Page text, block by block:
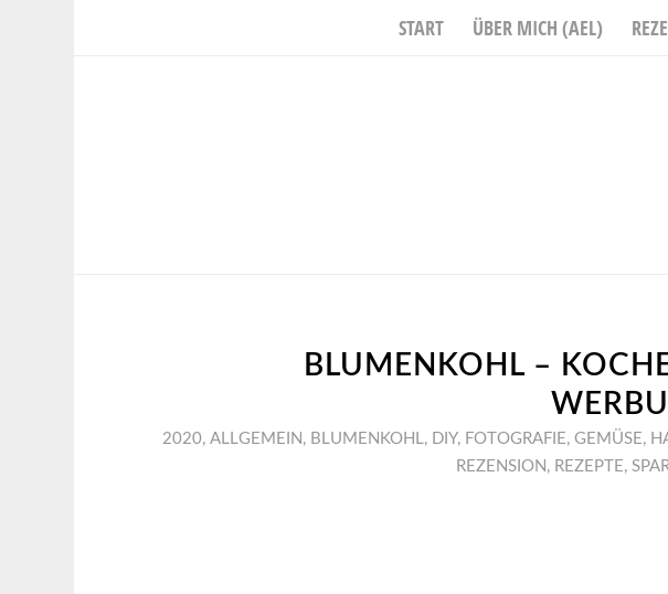
START ÜBER MICH (AEL)
BLUMENKOHL –
2020, ALLGEMEIN , BLUMENKOHL, DIY, FOTOGRAFIE, GEMÜSE,
REZENSION , REZEPTE,